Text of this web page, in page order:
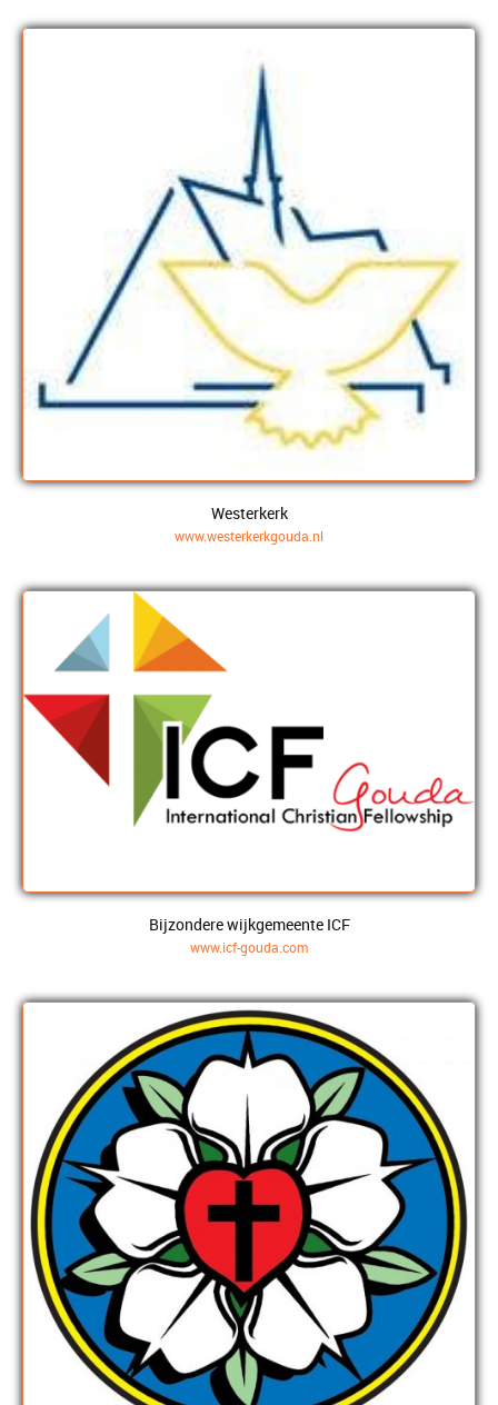
Westerkerk
www.westerkerkgouda.nl
Bijzondere wijkgemeente ICF
www.icf-gouda.com